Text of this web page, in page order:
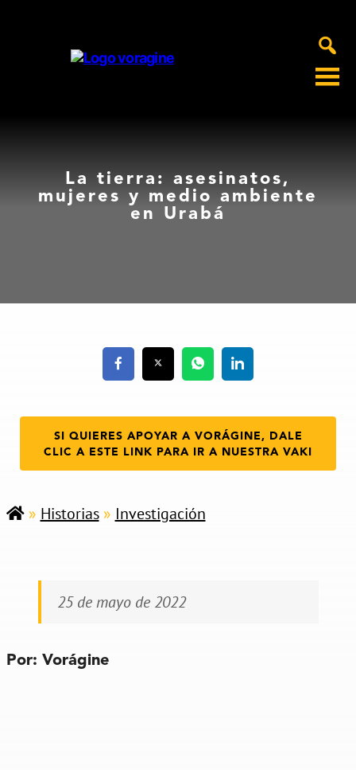
La tierra: asesinatos,
mujeres y medio ambiente
en Urabá
SI QUIERES APOYAR A VORÁGINE, DALE
CLIC A ESTE LINK PARA IR A NUESTRA VAKI
» Historias» Investigación
25 de mayo de 2022
Por: Vorágine